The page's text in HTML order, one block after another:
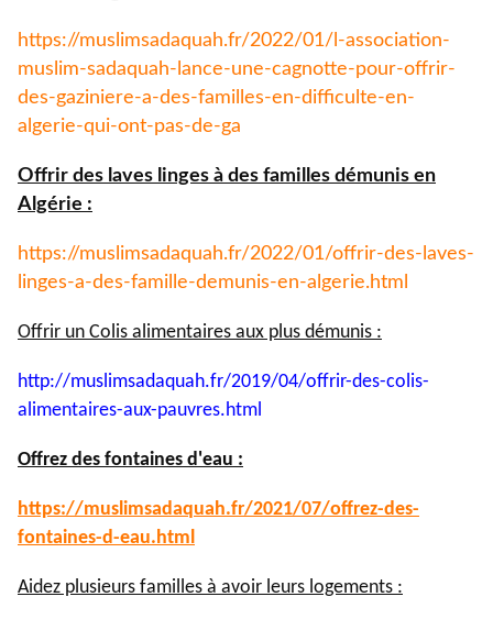
https://muslimsadaquah.fr/2022/01/l-association-
muslim-sadaquah-lance-une-cagnotte-pour-offrir-
des-gaziniere-a-des-familles-en-difficulte-en-
algerie-qui-ont-pas-de-ga
Offrir des laves linges à des familles démunis en
Algérie :
https://muslimsadaquah.fr/2022/01/offrir-des-laves-
linges-a-des-famille-demunis-en-algerie.html
Offrir un Colis alimentaires aux plus démunis :
http://muslimsadaquah.fr/2019/04/offrir-des-colis-
alimentaires-aux-pauvres.html
Offrez des fontaines d'eau :
https://muslimsadaquah.fr/2021/07/offrez-des-
fontaines-d-eau.html
Aidez plusieurs familles à avoir leurs logements :